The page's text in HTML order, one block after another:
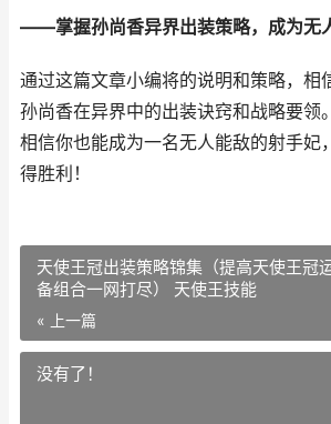
——掌握孙尚香异界出装策略，成为无
通过这篇文章小编将的说明和策略，相
孙尚香在异界中的出装诀窍和战略要领
相信你也能成为一名无人能敌的射手妃
得胜利！
天使王冠出装策略锦集（提高天使王冠
备组合一网打尽） 天使王技能
« 上一篇
没有了！